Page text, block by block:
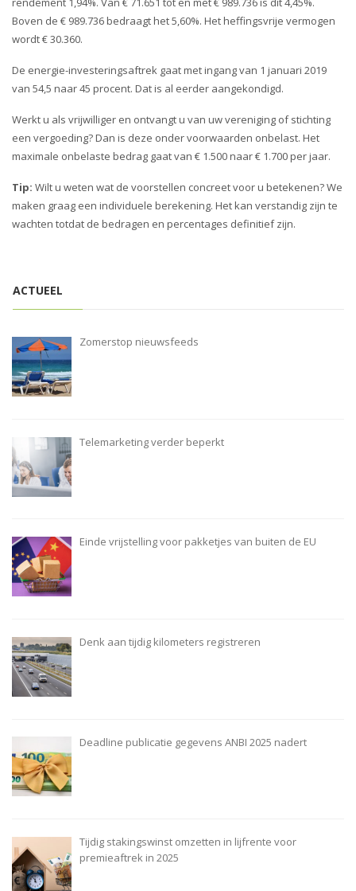
Boven de € 989.736 bedraagt het 5,60%. Het heffingsvrije vermogen
wordt € 30.360.
De energie-investeringsaftrek gaat met ingang van 1 januari 2019
van 54,5 naar 45 procent. Dat is al eerder aangekondigd.
Werkt u als vrijwilliger en ontvangt u van uw vereniging of stichting
een vergoeding? Dan is deze onder voorwaarden onbelast. Het
maximale onbelaste bedrag gaat van € 1.500 naar € 1.700 per jaar.
Tip: Wilt u weten wat de voorstellen concreet voor u betekenen? We
maken graag een individuele berekening. Het kan verstandig zijn te
wachten totdat de bedragen en percentages definitief zijn.
ACTUEEL
Zomerstop nieuwsfeeds
Telemarketing verder beperkt
Einde vrijstelling voor pakketjes van buiten de EU
Denk aan tijdig kilometers registreren
Deadline publicatie gegevens ANBI 2025 nadert
Tijdig stakingswinst omzetten in lijfrente voor
premieaftrek in 2025